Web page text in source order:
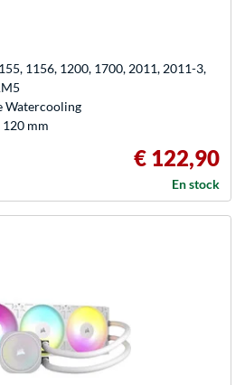
1156, 1200, 1700, 2011, 2011-3,
Watercooling
mm
€ 122,90
En stock